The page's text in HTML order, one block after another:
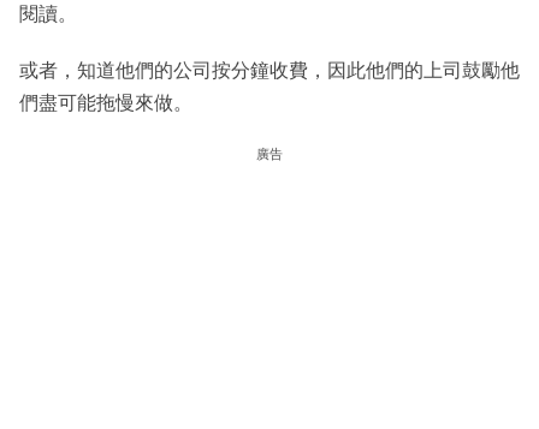
閱讀。
或者，知道他們的公司按分鐘收費，因此他們的上司鼓勵他
們盡可能拖慢來做。
廣告